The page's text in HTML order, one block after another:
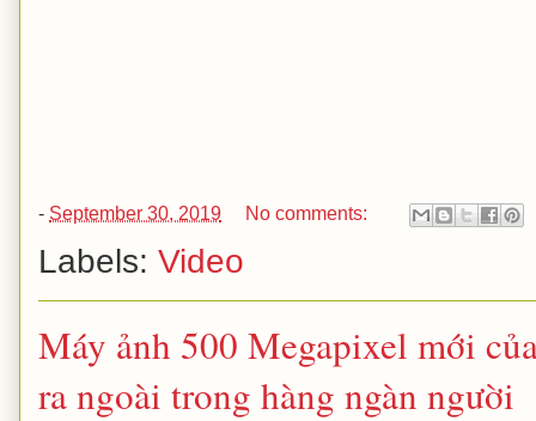
- September 30, 2019 No comments:
Labels: Video
Máy ảnh 500 Megapixel mới
ra ngoài trong hàng ngàn người